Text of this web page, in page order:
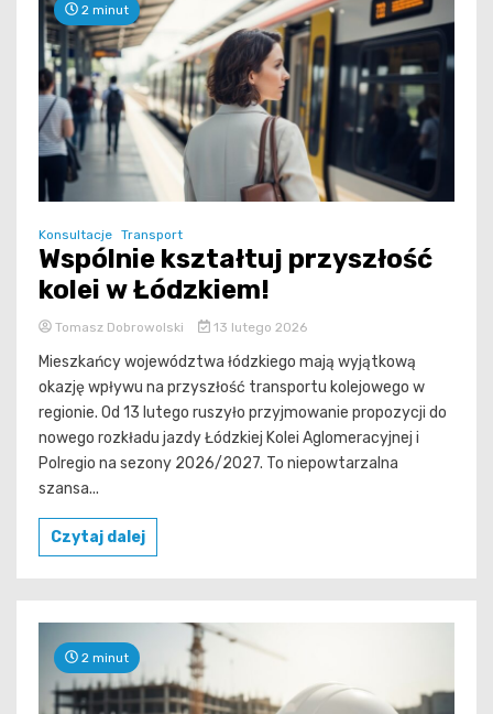
2 minut
Konsultacje Transport
Wspólnie kształtuj przyszłość
kolei w Łódzkiem!
Tomasz Dobrowolski 13 lutego 2026
Mieszkańcy województwa łódzkiego mają wyjątkową
okazję wpływu na przyszłość transportu kolejowego w
regionie. Od 13 lutego ruszyło przyjmowanie propozycji do
nowego rozkładu jazdy Łódzkiej Kolei Aglomeracyjnej i
Polregio na sezony 2026/2027. To niepowtarzalna
szansa...
Czytaj dalej
2 minut